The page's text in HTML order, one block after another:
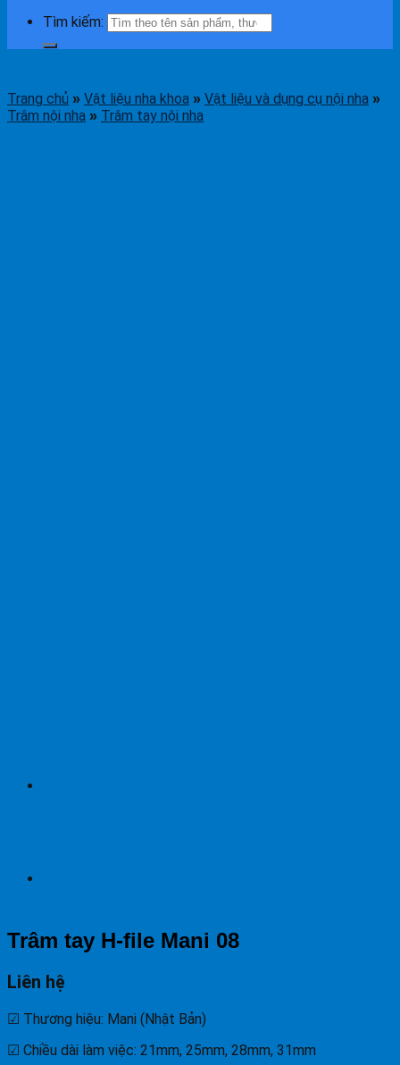
Tìm kiếm:
Trang chủ » Vật liệu nha khoa » Vật liệu và dụng cụ nội nha »
Trâm nội nha » Trâm tay nội nha
Trâm tay H-file Mani 08
Liên hệ
☑ Thương hiệu: Mani (Nhật Bản)
☑ Chiều dài làm việc: 21mm, 25mm, 28mm, 31mm